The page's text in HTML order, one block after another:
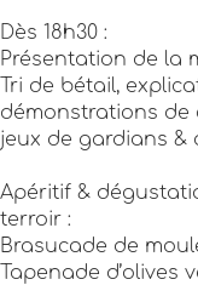
Dès 18h30 :
Présentation de la
Tri de bétail,
démonstrations de
jeux de gardians &
Apéritif &
terroir :
Brasucade de
Tapenade d’olives